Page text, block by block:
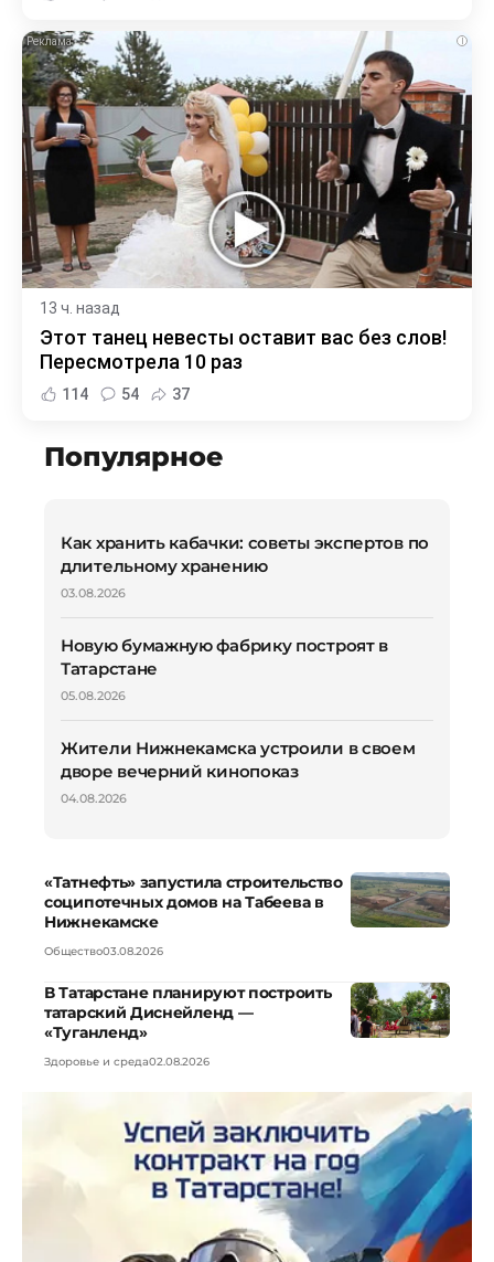
i
13 ч. назад
Этот танец невесты оставит вас без слов!
Пересмотрела 10 раз
114 54 37
Популярное
Как хранить кабачки: советы экспертов по
длительному хранению
03.08.2026
Новую бумажную фабрику построят в
Татарстане
05.08.2026
Жители Нижнекамска устроили в своем
дворе вечерний кинопоказ
04.08.2026
«Татнефть» запустила строительство
соципотечных домов на Табеева в
Нижнекамске
Общество03.08.2026
В Татарстане планируют построить
татарский Диснейленд —
«Туганленд»
Здоровье и среда02.08.2026